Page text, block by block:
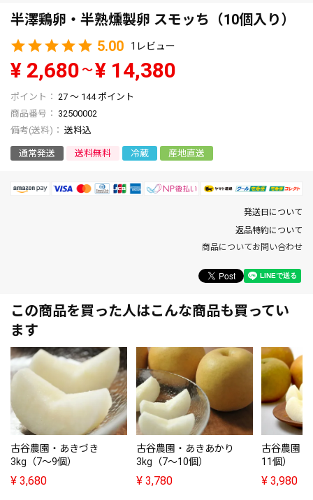
半澤鶏卵・半熟燻製卵 スモッち（10個入り）
5.00
1
¥ 2,680 〜¥ 14,380
27 〜 144 ポイント
商品番号
32500002
送料込
通常発送 送料無料 冷蔵 産地直送
発送日について
返品特約について
商品についてお問い合わせ
この商品を買った人はこんな商品も買ってい
ます
古谷農園・あきづき
3kg（7～9個）
¥ 3,680
古谷農園・あきあかり
3kg（7～10個）
¥ 3,780
古谷農園
11個）
¥ 3,980